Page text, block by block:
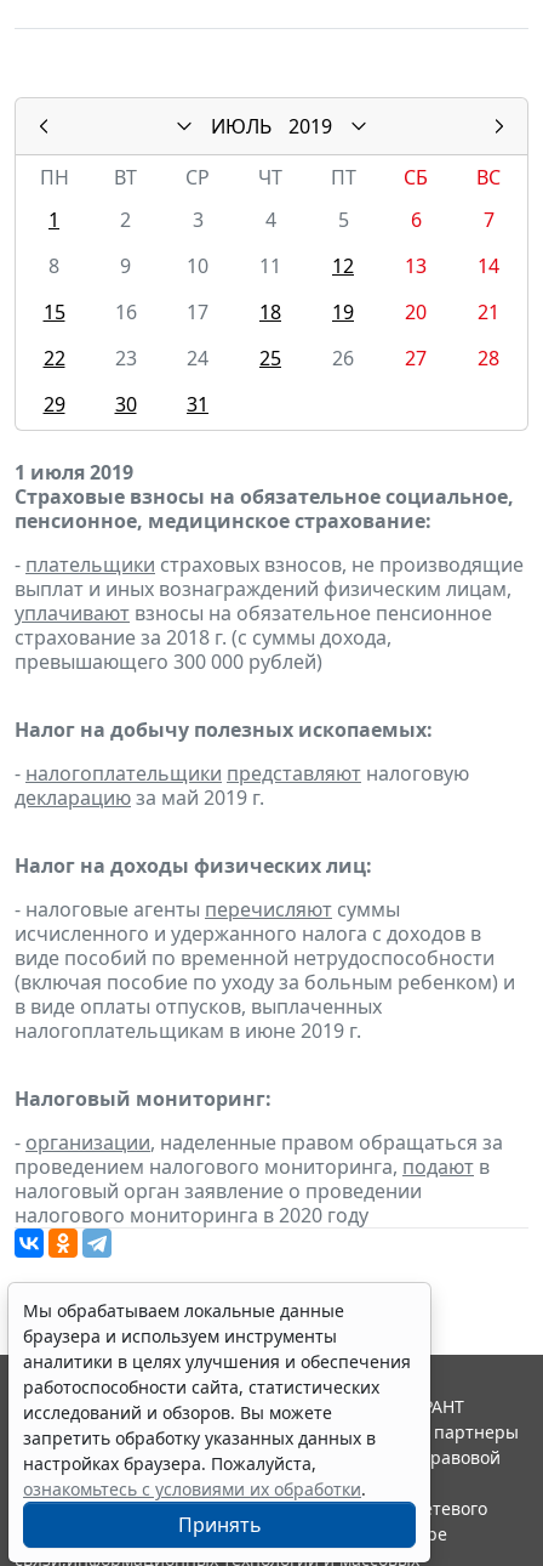
ИЮЛЬ
2019
ПН
ВТ СР ЧТ ПТ СБ
ВС
1
2 3 4 5 6
7
8
9 10 11 12 13
14
15
16 17 18 19 20
21
22
23 24 25 26 27
28
29
30 31
1 июля 2019
Страховые взносы на обязательное социальное,
пенсионное, медицинское страхование:
- плательщики страховых взносов, не производящие
выплат и иных вознаграждений физическим лицам,
уплачивают взносы на обязательное пенсионное
страхование за 2018 г. (с суммы дохода,
превышающего 300 000 рублей)
Налог на добычу полезных ископаемых:
- налогоплательщики представляют налоговую
декларациюза май 2019 г.
Налог на доходы физических лиц:
- налоговые агенты перечисляют суммы
исчисленного и удержанного налога с доходов в
виде пособий по временной нетрудоспособности
(включая пособие по уходу за больным ребенком) и
в виде оплаты отпусков, выплаченных
налогоплательщикам в июне 2019 г.
Налоговый мониторинг:
- организации, наделенные правом обращаться за
проведением налогового мониторинга, подают в
налоговый орган заявление о проведении
налогового мониторинга в 2020 году
Мы обрабатываем локальные данные
браузера и используем инструменты
аналитики в целях улучшения и обеспечения
работоспособности сайта, статистических
исследований и обзоров. Вы можете
запретить обработку указанных данных в
настройках браузера. Пожалуйста,
ознакомьтесь с условиями их обработки.
Принять
© ООО "НПП "ГАРАНТ-СЕРВИС", 2026. Система ГАРАНТ
выпускается с 1990 года. Компания "Гарант" и ее партнеры
являются участниками Российской ассоциации правовой
информации ГАРАНТ.
Портал ГАРАНТ.РУ зарегистрирован в качестве сетевого
издания Федеральной службой по надзору в сфере
связи,информационных технологий и массовых